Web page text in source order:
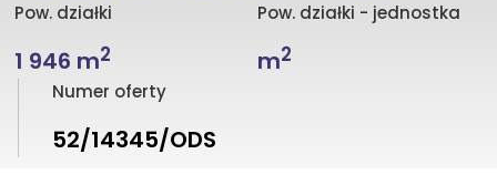
Pow. działki
1 946 m2
Pow. działki - jednostka
m2
Numer oferty
52/14345/ODS